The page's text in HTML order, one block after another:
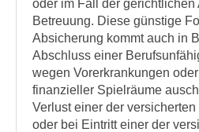
oder im Fall der gerichtlichen
Betreuung. Diese günstige
Absicherung kommt auch in
Abschluss einer
wegen Vorerkrankungen
finanzieller Spielräume
Verlust einer der
oder bei Eintritt einer der